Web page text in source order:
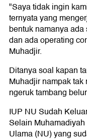
"Saya tidak ingin
ternyata yang
bentuk namanya
dan ada operating
Muhadjir.
Ditanya soal kapan
Muhadjir nampak
ngeruk tambang
IUP NU Sudah
Selain
Ulama (NU) yang